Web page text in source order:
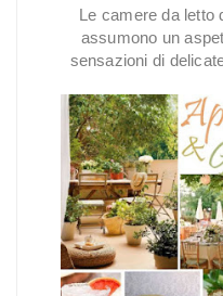
Le camere da letto
assumono un
sensazioni di